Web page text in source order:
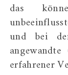
das
und bei
erfahrener